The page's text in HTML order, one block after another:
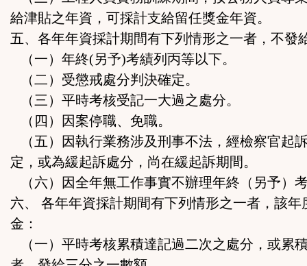
給津貼之年資，可採計支給留任獎金年資。
五、各年年資採計期間有下列情形之一者，不發
（一）年終(另予)考績列丙等以下。
（二）受懲戒處分判決確定。
（三）平時考核受記一大過之處分。
（四）因案停職、免職。
（五）因執行業務涉及刑事不法，經檢察官起
定，或為緩起訴處分，尚在緩起訴期間。
（六）因全年無工作事實不辦理年終（另予）
六、 各年年資採計期間有下列情形之一者，該年
金：
（一）平時考核累積達記過二次之處分，或累